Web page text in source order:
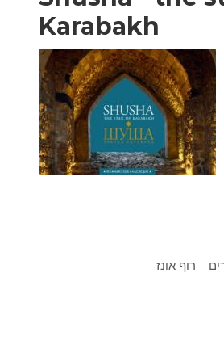
Karabakh
רוף אונז